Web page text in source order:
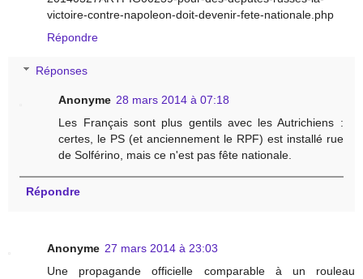
victoire-contre-napoleon-doit-devenir-fete-nationale.php
Répondre
Réponses
Anonyme 28 mars 2014 à 07:18
Les Français sont plus gentils avec les Autrichiens :
certes, le PS (et anciennement le RPF) est installé rue
de Solférino, mais ce n'est pas fête nationale.
Répondre
Anonyme 27 mars 2014 à 23:03
Une propagande officielle comparable à un rouleau